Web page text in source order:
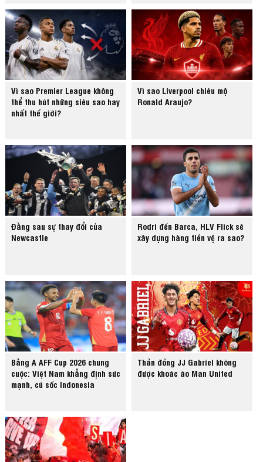
Vì sao Premier League không
thể thu hút những siêu sao hay
nhất thế giới?
Vì sao Liverpool chiêu mộ
Ronald Araujo?
Đằng sau sự thay đổi của
Newcastle
Rodri đến Barca, HLV Flick sẽ
xây dựng hàng tiền vệ ra sao?
Bảng A AFF Cup 2026 chung
cuộc: Việt Nam khẳng định sức
mạnh, cú sốc Indonesia
Thần đồng JJ Gabriel không
được khoác áo Man United